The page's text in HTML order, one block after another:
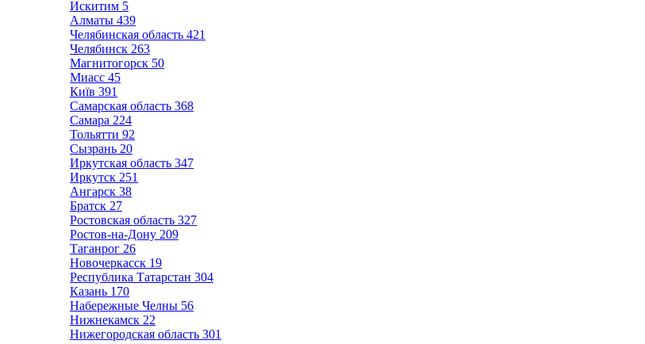
Искитим 5
Алматы 439
Челябинская область 421
Челябинск 263
Магнитогорск 50
Миасс 45
Київ 391
Самарская область 368
Самара 224
Тольятти 92
Сызрань 20
Иркутская область 347
Иркутск 251
Ангарск 38
Братск 27
Ростовская область 327
Ростов-на-Дону 209
Таганрог 26
Новочеркасск 19
Республика Татарстан 304
Казань 170
Набережные Челны 56
Нижнекамск 22
Нижегородская область 301